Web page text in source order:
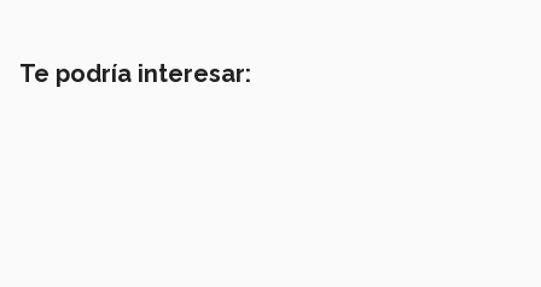
Te podría interesar: